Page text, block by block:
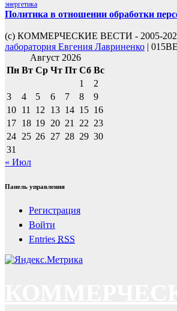
энергетика
Политика в отношении обработки
(с) КОММЕРЧЕСКИЕ ВЕСТИ - 2005-
лаборатория Евгения Лавриненко | 015BE
Август 2026
Пн Вт Ср Чт Пт Сб Вс
1
2
3
4 5 6 7 8
9
10 11 12 13 14 15 16
17 18 19 20 21 22 23
24 25 26 27 28 29 30
31
« Июл
Панель управления
Регистрация
Войти
Entries RSS